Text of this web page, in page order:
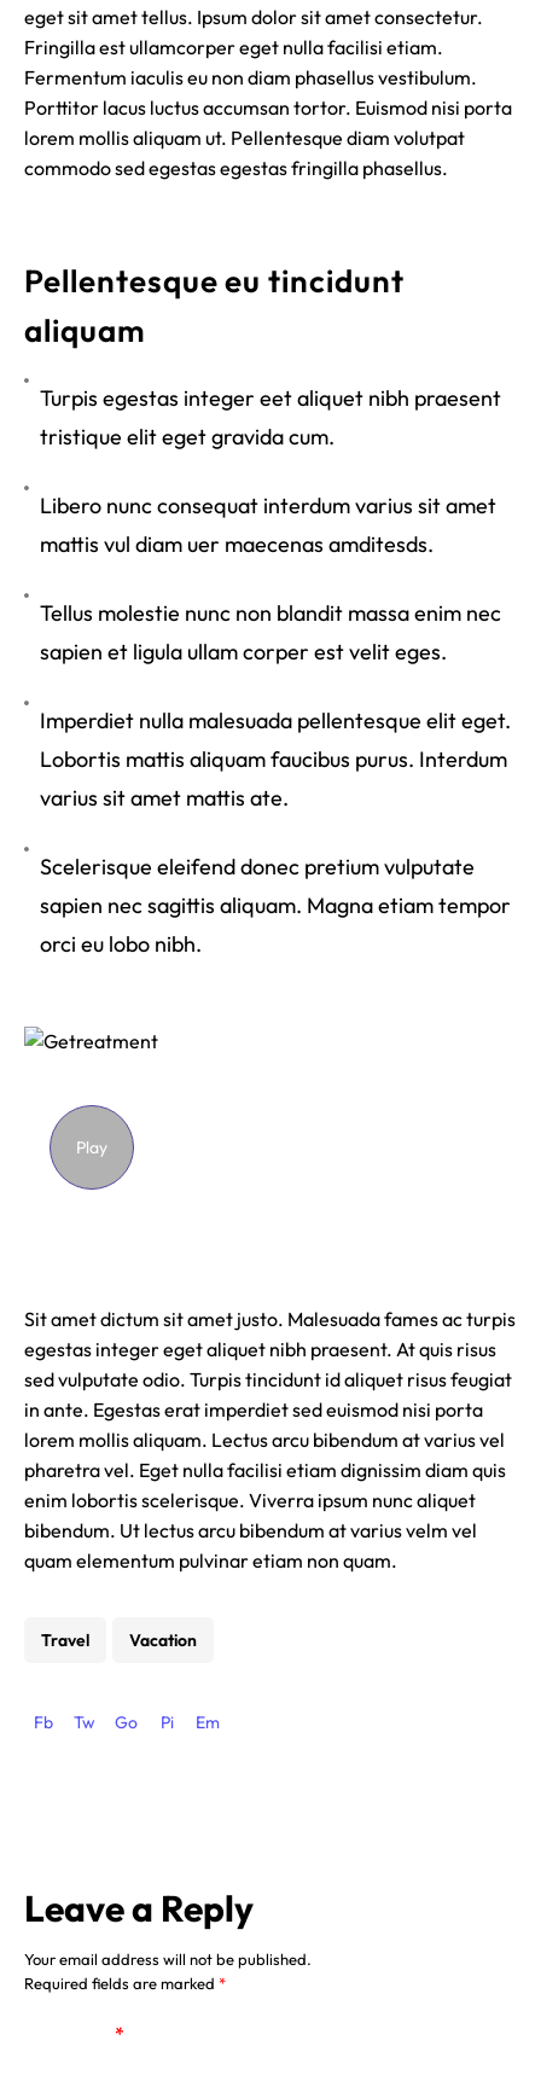
eget sit amet tellus. Ipsum dolor sit amet consectetur.
Fringilla est ullamcorper eget nulla facilisi etiam.
Fermentum iaculis eu non diam phasellus vestibulum.
Porttitor lacus luctus accumsan tortor. Euismod nisi porta
lorem mollis aliquam ut. Pellentesque diam volutpat
commodo sed egestas egestas fringilla phasellus.
Pellentesque eu tincidunt
aliquam
Turpis egestas integer eet aliquet nibh praesent
tristique elit eget gravida cum.
Libero nunc consequat interdum varius sit amet
mattis vul diam uer maecenas amditesds.
Tellus molestie nunc non blandit massa enim nec
sapien et ligula ullam corper est velit eges.
Imperdiet nulla malesuada pellentesque elit eget.
Lobortis mattis aliquam faucibus purus. Interdum
varius sit amet mattis ate.
Scelerisque eleifend donec pretium vulputate
sapien nec sagittis aliquam. Magna etiam tempor
orci eu lobo nibh.
Play
Sit amet dictum sit amet justo. Malesuada fames ac turpis
egestas integer eget aliquet nibh praesent. At quis risus
sed vulputate odio. Turpis tincidunt id aliquet risus feugiat
in ante. Egestas erat imperdiet sed euismod nisi porta
lorem mollis aliquam. Lectus arcu bibendum at varius vel
pharetra vel. Eget nulla facilisi etiam dignissim diam quis
enim lobortis scelerisque. Viverra ipsum nunc aliquet
bibendum. Ut lectus arcu bibendum at varius velm vel
quam elementum pulvinar etiam non quam.
Travel Vacation
Fb Tw Go Pi Em
Leave a Reply
Your email address will not be published.
Required fields are marked *
*